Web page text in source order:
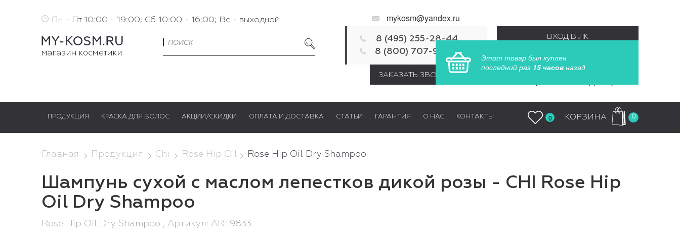
Пн - Пт 10:00 - 19:00; Сб 10:00 - 16:00; Вс - выходной mykosm@yandex.ru
8 (495) 255-28-44
8 (800) 707-92-55
ЗАКАЗАТЬ ЗВОНОК
ВХОД В ЛК
РЕГИСТРАЦИЯ
ПРОДУКЦИЯ КРАСКА ДЛЯ ВОЛОС АКЦИИ/СКИДКИ ОПЛАТА И ДОСТАВКА СТАТЬИ ГАРАНТИЯ О НАС КОНТАКТЫ 0 КОРЗИНА 0
Главная Продукция Chi Rose Hip Oil Rose Hip Oil Dry Shampoo
Шампунь сухой с маслом лепестков дикой розы - CHI Rose Hip
Oil Dry Shampoo
Rose Hip Oil Dry Shampoo , Артикул: ART9833